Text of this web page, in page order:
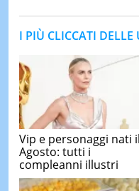
I PIÙ CLICCATI DELLE
Vip e personaggi nati
Agosto: tutti i
compleanni illustri